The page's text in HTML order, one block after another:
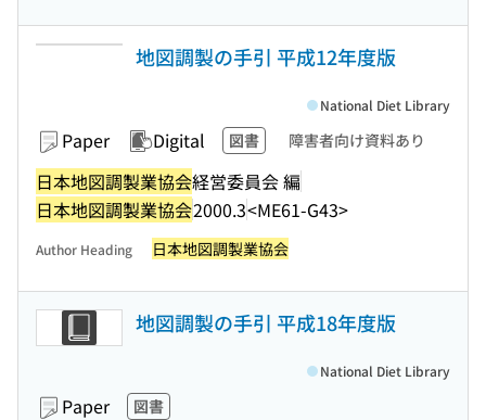
地図調製の手引 平成12年度版
Paper Digital 図書 障害者向け資料あり
日本地図調製業協会経営委員会 編
日本地図調製業協会2000.3<ME61-G43>
National Diet Library
Author Heading 日本地図調製業協会
地図調製の手引 平成18年度版
Paper 図書
National Diet Library